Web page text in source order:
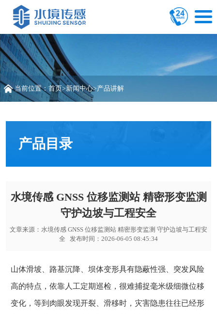
当前位置：首页>新闻中心>产品讲解
产品目录
水境传感 GNSS 位移监测站 精密形变监测
守护边坡与工程安全
文章来源： 水境传感 GNSS 位移监测站 精密形变监测 守护边坡与工程安
全 发布时间：2026-06-05 08:45:34
山体滑坡、路基沉降、坝体变形具有隐蔽性强、突发风险
高的特点，依靠人工定期巡检，很难捕捉毫米级细微位移
变化，等到肉眼发现开裂、滑移时，灾害隐患往往已经形